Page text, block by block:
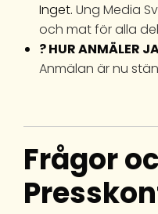
Inget. Ung Media
och mat för alla
? HUR ANMÄLER
Anmälan är nu
Frågor